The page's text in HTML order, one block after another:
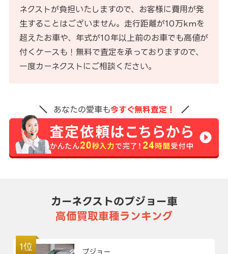
ネクストが負担いたしますので、お客様に費用が発
生することはございません。走行距離が10万kmを
超えたお車や、年式が10年以上前のお車でも高値が
付くケースも！無料で査定を承っておりますので、
一度カーネクストにご相談ください。
あなたの愛車も今すぐ無料査定！
カーネクストのプジョー車
高価買取車種ランキング
1位
プジョー